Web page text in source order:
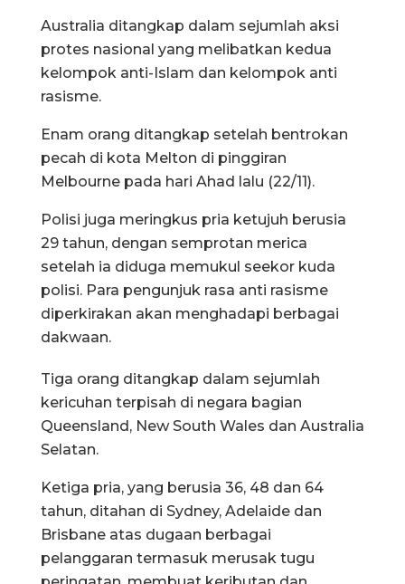
Australia ditangkap dalam sejumlah aksi
protes nasional yang melibatkan kedua
kelompok anti-Islam dan kelompok anti
rasisme.
Enam orang ditangkap setelah bentrokan
pecah di kota Melton di pinggiran
Melbourne pada hari Ahad lalu (22/11).
Polisi juga meringkus pria ketujuh berusia
29 tahun, dengan semprotan merica
setelah ia diduga memukul seekor kuda
polisi. Para pengunjuk rasa anti rasisme
diperkirakan akan menghadapi berbagai
dakwaan.
Tiga orang ditangkap dalam sejumlah
kericuhan terpisah di negara bagian
Queensland, New South Wales dan Australia
Selatan.
Ketiga pria, yang berusia 36, 48 dan 64
tahun, ditahan di Sydney, Adelaide dan
Brisbane atas dugaan berbagai
pelanggaran termasuk merusak tugu